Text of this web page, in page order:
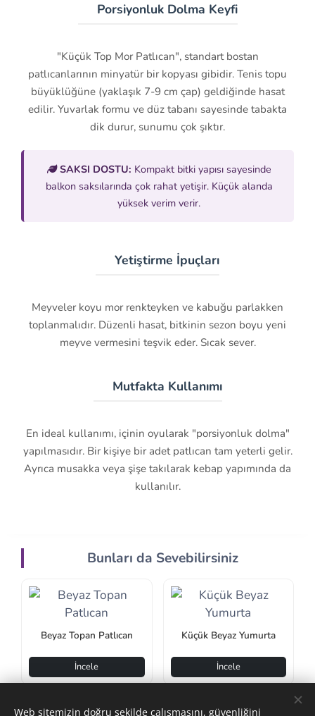
🍆 Porsiyonluk Dolma Keyfi
"Küçük Top Mor Patlıcan", standart bostan
patlıcanlarının minyatür bir kopyası gibidir. Tenis topu
büyüklüğüne (yaklaşık 7-9 cm çap) geldiğinde hasat
edilir. Yuvarlak formu ve düz tabanı sayesinde tabakta
dik durur, sunumu çok şıktır.
SAKSI DOSTU: Kompakt bitki yapısı sayesinde
balkon saksılarında çok rahat yetişir. Küçük alanda
yüksek verim verir.
🌱 Yetiştirme İpuçları
Meyveler koyu mor renkteyken ve kabuğu parlakken
toplanmalıdır. Düzenli hasat, bitkinin sezon boyu yeni
meyve vermesini teşvik eder. Sıcak sever.
🍽️ Mutfakta Kullanımı
En ideal kullanımı, içinin oyularak "porsiyonluk dolma"
yapılmasıdır. Bir kişiye bir adet patlıcan tam yeterli gelir.
Ayrıca musakka veya şişe takılarak kebap yapımında da
kullanılır.
Bunları da Sevebilirsiniz
Beyaz Topan Patlıcan
İncele
Küçük Beyaz Yumurta
İncele
Web sitemizin doğru şekilde çalışmasını, güvenliğini